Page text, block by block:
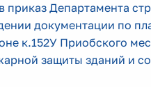
Департамента
документации по
к.152У Приобского
защиты зданий и